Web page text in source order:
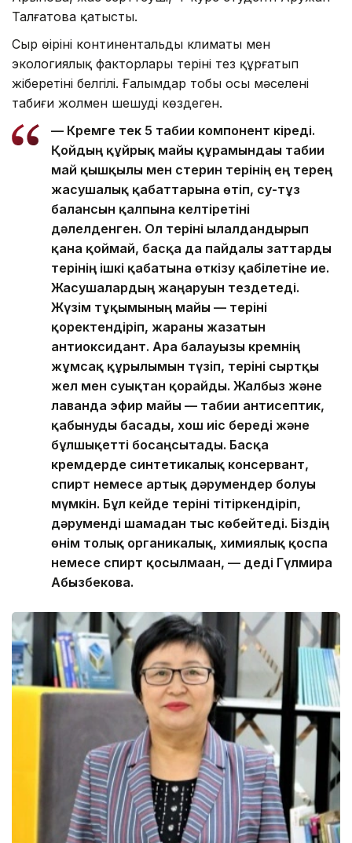
Талғатова қатысты.
Сыр өңірінің континентальды климаты мен
экологиялық факторлары теріні тез құрғатып
жіберетіні белгілі. Ғалымдар тобы осы мәселені
табиғи жолмен шешуді көздеген.
— Кремге тек 5 табиғи компонент кіреді.
Қойдың құйрық майы құрамындағы табиғи
май қышқылы мен стерин терінің ең терең
жасушалық қабаттарына өтіп, су-тұз
балансын қалпына келтіретіні
дәлелденген. Ол теріні ылғалдандырып
қана қоймай, басқа да пайдалы заттарды
терінің ішкі қабатына өткізу қабілетіне ие.
Жасушалардың жаңаруын тездетеді.
Жүзім тұқымының майы — теріні
қоректендіріп, жараны жазатын
антиоксидант. Ара балауызы кремнің
жұмсақ құрылымын түзіп, теріні сыртқы
жел мен суықтан қорғайды. Жалбыз және
лаванда эфир майы — табиғи антисептик,
қабынуды басады, хош иіс береді және
бұлшықетті босаңсытады. Басқа
кремдерде синтетикалық консервант,
спирт немесе артық дәрумендер болуы
мүмкін. Бұл кейде теріні тітіркендіріп,
дәруменді шамадан тыс көбейтеді. Біздің
өнім толық органикалық, химиялық қоспа
немесе спирт қосылмаған, — деді Гүлмира
Абызбекова.